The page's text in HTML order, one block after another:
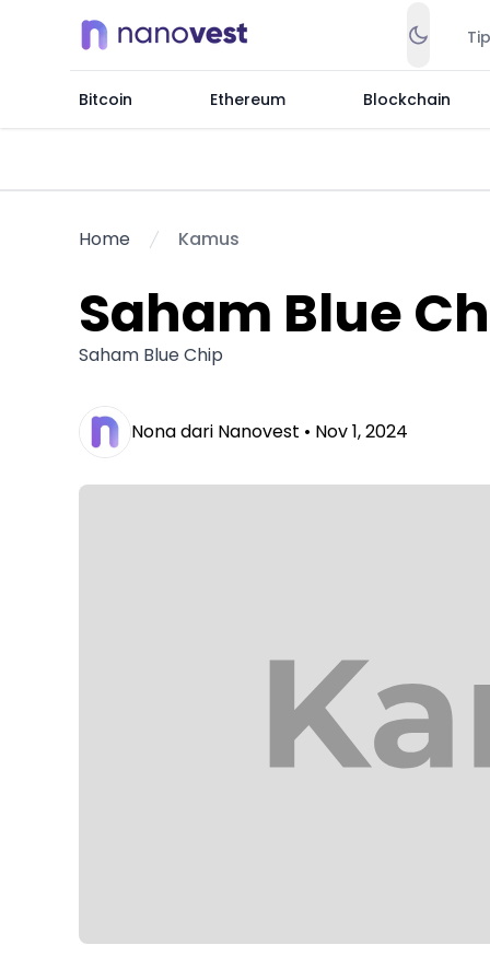
Bitcoin Ethereum Blockchain
Home Kamus
Saham Blue
Saham Blue Chip
Nona dari Nanovest • Nov 1, 2024